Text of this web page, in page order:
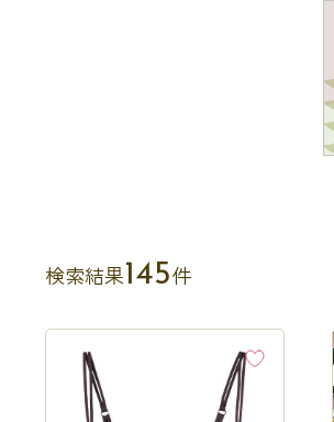
検索結果145件